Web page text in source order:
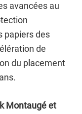
avancées au
papiers des
de
du placement
Montaugé et